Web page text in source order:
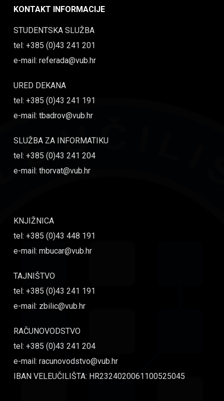
KONTAKT INFORMACIJE
STUDENTSKA SLUŽBA
tel: +385 (0)43 241 201
e-mail: referada@vub.hr
URED DEKANA
tel: +385 (0)43 241 191
e-mail: tbadrov@vub.hr
SLUŽBA ZA INFORMATIKU
tel: +385 (0)43 241 204
e-mail: thorvat@vub.hr
KNJIŽNICA
tel: +385 (0)43 448 191
e-mail: mbucar@vub.hr
TAJNIŠTVO
tel: +385 (0)43 241 191
e-mail: zbilic@vub.hr
RAČUNOVODSTVO
tel: +385 (0)43 241 204
e-mail: racunovodstvo@vub.hr
IBAN VELEUČILIŠTA: HR2324020061100525045